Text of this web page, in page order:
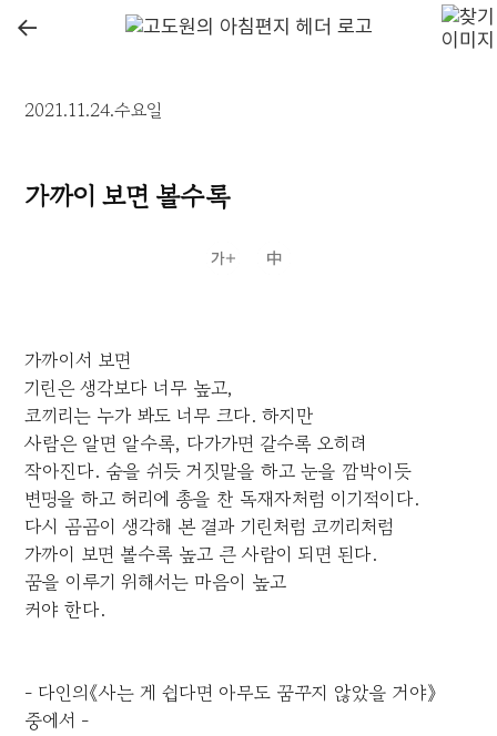
←
2021.11.24.수요일
가까이 보면 볼수록
가까이서 보면
기린은 생각보다 너무 높고,
코끼리는 누가 봐도 너무 크다. 하지만
사람은 알면 알수록, 다가가면 갈수록 오히려
작아진다. 숨을 쉬듯 거짓말을 하고 눈을 깜박이듯
변명을 하고 허리에 총을 찬 독재자처럼 이기적이다.
다시 곰곰이 생각해 본 결과 기린처럼 코끼리처럼
가까이 보면 볼수록 높고 큰 사람이 되면 된다.
꿈을 이루기 위해서는 마음이 높고
커야 한다.
- 다인의《사는 게 쉽다면 아무도 꿈꾸지 않았을 거야》
중에서 -